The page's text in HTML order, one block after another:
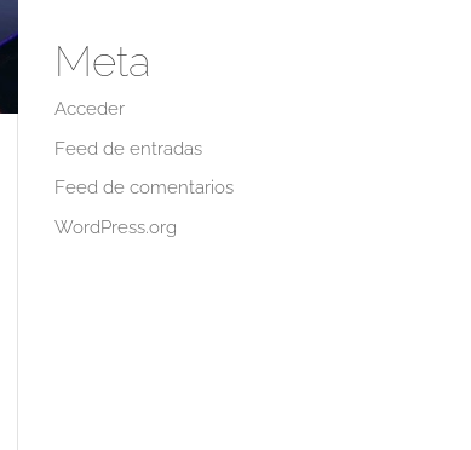
Meta
Acceder
Feed de entradas
Feed de comentarios
WordPress.org